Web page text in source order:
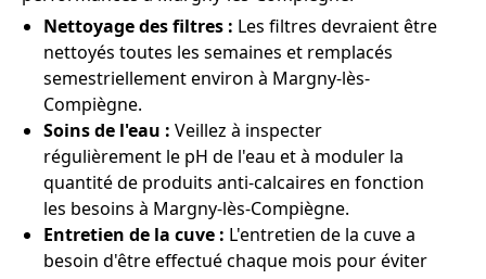
Nettoyage des filtres : Les filtres devraient être
nettoyés toutes les semaines et remplacés
semestriellement environ à Margny-lès-
Compiègne.
Soins de l'eau : Veillez à inspecter
régulièrement le pH de l'eau et à moduler la
quantité de produits anti-calcaires en fonction
les besoins à Margny-lès-Compiègne.
Entretien de la cuve : L'entretien de la cuve a
besoin d'être effectué chaque mois pour éviter